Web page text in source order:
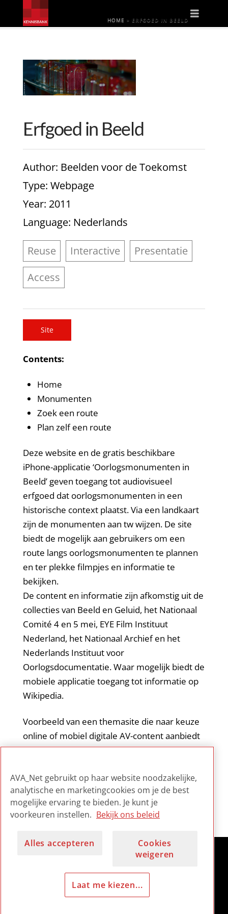
HOME » ERFGOED IN BEELD
Erfgoed in Beeld
Author: Beelden voor de Toekomst
Type: Webpage
Year: 2011
Language: Nederlands
Reuse Interactive
Presentatie
Access
Site
Contents:
Home
Monumenten
Zoek een route
Plan zelf een route
Deze website en de gratis beschikbare
iPhone-applicatie ‘Oorlogsmonumenten in
Beeld’ geven toegang tot audiovisueel
erfgoed dat oorlogsmonumenten in een
historische context plaatst. Via een landkaart
zijn de monumenten aan tw wijzen. De site
biedt de mogelijk aan gebruikers om een
route langs oorlogsmonumenten te plannen
en ter plekke filmpjes en informatie te
bekijken.
De content en informatie zijn afkomstig uit de
collecties van Beeld en Geluid, het Nationaal
Comité 4 en 5 mei, EYE Film Instituut
Nederland, het Nationaal Archief en het
Nederlands Instituut voor
Oorlogsdocumentatie. Waar mogelijk biedt de
mobiele applicatie toegang tot informatie op
Wikipedia.
Voorbeeld van een themasite die naar keuze
online of mobiel digitale AV-content aanbiedt
in combinatie met gedigitaliseerde foto’s en
erfgoedarchieven.
AVA_Net gebruikt op haar website noodzakelijke,
analytische en marketingcookies om je de best
mogelijke ervaring te bieden. Je kunt je
voorkeuren instellen. Bekijk ons beleid
Alles accepteren
Cookies
weigeren
Laat me kiezen...